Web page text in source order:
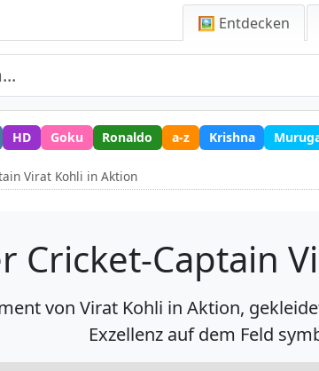
🖼️ Entdecken
HD Goku Ronaldo a-z Krishna
Virat Kohli in Aktion
Cricket-Captain
von Virat Kohli in Aktion,
Exzellenz auf dem Feld